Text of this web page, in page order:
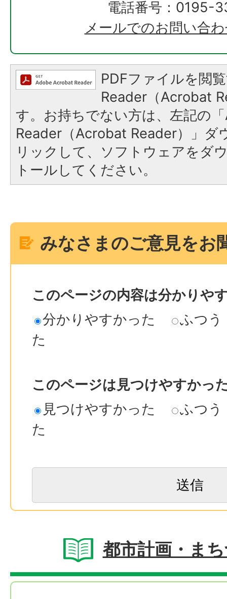
電話番号：0195-
メールでのお問い合
PDFファイルを閲
Reader（Acrobat
す。お持ちでない方は、左記の
Reader（Acrobat Reader）」ダ
リックして、ソフトウェアをダ
トールしてください。
みなさまのご意見をお
このページの内容は分かりや
分かりやすかった
ふつう
た
このページは見つけやすかっ
見つけやすかった
ふつう
た
都市計画・ま